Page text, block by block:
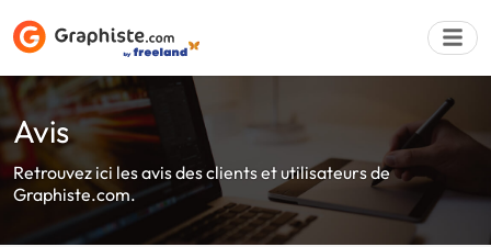
Déposer une
Avis
Retrouvez ici les avis des clients et utilisateurs de
Graphiste.com.